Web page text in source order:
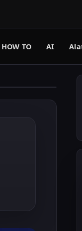
HOW TO AI